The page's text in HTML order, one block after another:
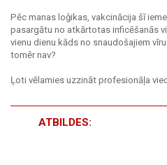
Pēc manas loģikas, vakcinācija šī
pasargātu no atkārtotas inficēšanās
vienu dienu kāds no snaudošajiem
tomēr nav?
Ļoti vēlamies uzzināt profesionāļa
ATBILDES: